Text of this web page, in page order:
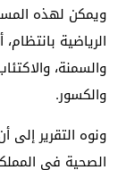
ويمكن لهذه
الرياضية
والسمنة،
والكسور.
ونوه التقرير إلى